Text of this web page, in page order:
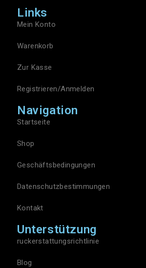
Links
Mein Konto
Warenkorb
Zur Kasse
Registrieren/Anmelden
Navigation
Startseite
Shop
Geschäftsbedingungen
Datenschutzbestimmungen
Kontakt
Unterstützung
ruckerstattungsrichtlinie
Blog